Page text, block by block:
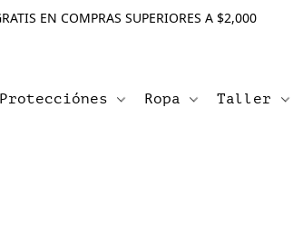
EN COMPRAS SUPERIORES A $2,000
Protecciónes Ropa Taller